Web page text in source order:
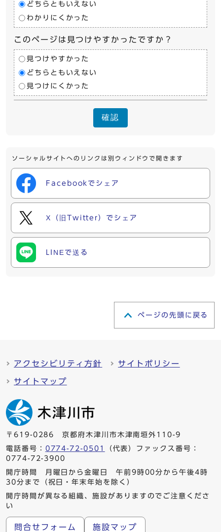
どちらともいえない
わかりにくかった
このページは見つけやすかったですか？
見つけやすかった
どちらともいえない
見つけにくかった
確認
ソーシャルサイトへのリンクは別ウィンドウで開きます
Facebookでシェア
X（旧Twitter）でシェア
LINEで送る
ページの先頭に戻る
アクセシビリティ方針 サイトポリシー
サイトマップ
〒619-0286 京都府木津川市木津南垣外110-9
電話番号： 0774-72-0501
（代表）ファックス番号：
0774-72-3900
開庁時間 月曜日から金曜日 午前9時00分から午後4時
30分まで（祝日・年末年始を除く）
開庁時間が異なる組織、施設がありますのでご注意くださ
い
問合せフォーム 施設マップ